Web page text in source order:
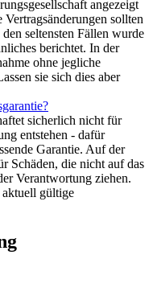
angezeigt
sollten
seltensten Fällen wurde
berichtet. In der
ohne jegliche
sie sich dies aber
sicherlich nicht für
entstehen - dafür
Garantie. Auf der
Schäden, die nicht auf das
Verantwortung ziehen.
aktuell gültige